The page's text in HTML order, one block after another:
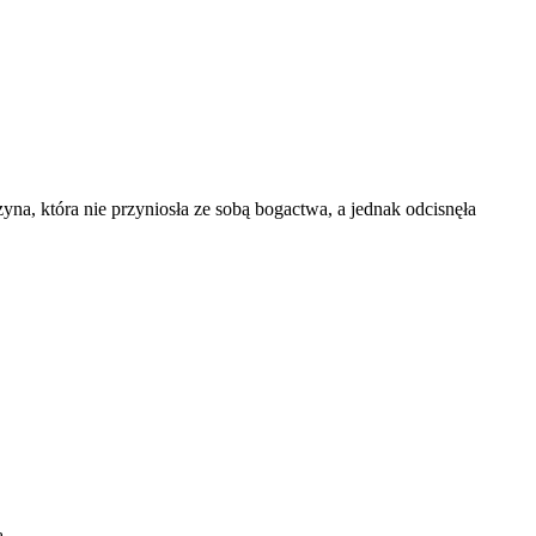
która nie przyniosła ze sobą bogactwa, a jednak odcisnęła